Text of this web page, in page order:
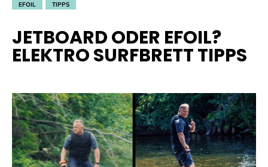
EFOIL TIPPS
JETBOARD ODER EFOIL?
ELEKTRO SURFBRETT TIPPS